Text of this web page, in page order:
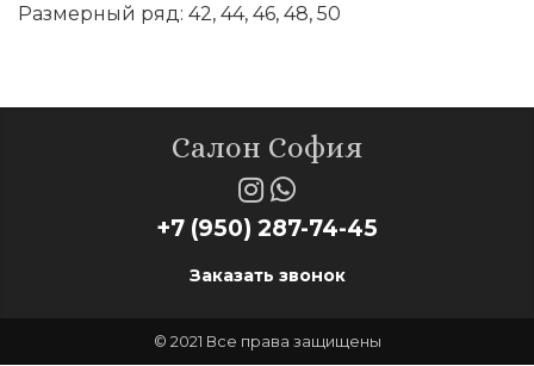
Размерный ряд: 42, 44, 46, 48, 50
Салон София
+7 (950) 287-74-45
Заказать звонок
© 2021 Все права защищены